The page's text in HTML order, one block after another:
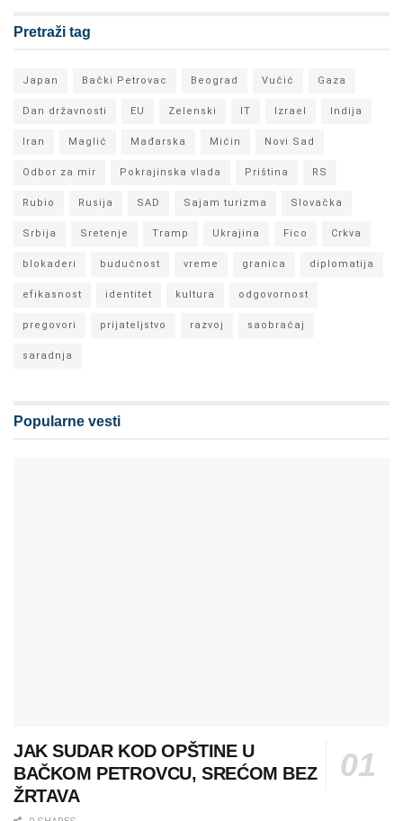
Pretraži tag
Japan Bački Petrovac Beograd Vučić Gaza
Dan državnosti EU Zelenski IT Izrael Indija
Iran Maglić Mađarska Mićin Novi Sad
Odbor za mir Pokrajinska vlada Priština RS
Rubio Rusija SAD Sajam turizma Slovačka
Srbija Sretenje Tramp Ukrajina Fico Crkva
blokaderi budućnost vreme granica diplomatija
efikasnost identitet kultura odgovornost
pregovori prijateljstvo razvoj saobraćaj
saradnja
Popularne vesti
JAK SUDAR KOD OPŠTINE U
BAČKOM PETROVCU, SREĆOM BEZ
ŽRTAVA